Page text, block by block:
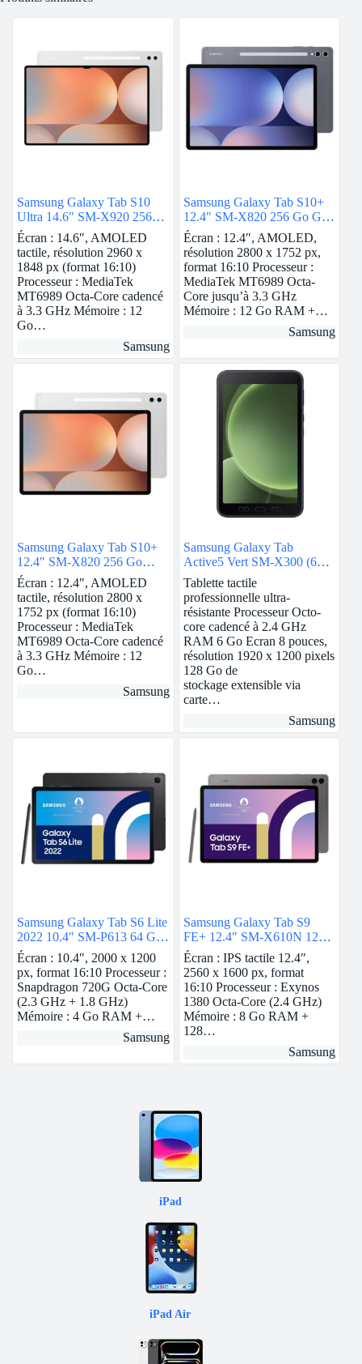
Samsung Galaxy Tab S10
Ultra 14.6″ SM-X920 256
Go Argent Wi-Fi
Écran : 14.6″, AMOLED
tactile, résolution 2960 x
1848 px (format 16:10)
Processeur : MediaTek
MT6989 Octa-Core cadencé
à 3.3 GHz Mémoire : 12
Go…
Samsung
Samsung Galaxy Tab S10+
12.4″ SM-X820 256 Go Gris
5G
Écran : 12.4″, AMOLED,
résolution 2800 x 1752 px,
format 16:10 Processeur :
MediaTek MT6989 Octa-
Core jusqu’à 3.3 GHz
Mémoire : 12 Go RAM +…
Samsung
Samsung Galaxy Tab S10+
12.4″ SM-X820 256 Go
Argent Wi-Fi
Écran : 12.4″, AMOLED
tactile, résolution 2800 x
1752 px (format 16:10)
Processeur : MediaTek
MT6989 Octa-Core cadencé
à 3.3 GHz Mémoire : 12
Go…
Samsung
Samsung Galaxy Tab
Active5 Vert SM-X300 (6
Go / 128 Go)
Tablette tactile
professionnelle ultra-
résistante Processeur Octo-
core cadencé à 2.4 GHz
RAM 6 Go Ecran 8 pouces,
résolution 1920 x 1200 pixels
128 Go de
stockage extensible via
carte…
Samsung
Samsung Galaxy Tab S6 Lite
2022 10.4″ SM-P613 64 Go
Gris Wi-Fi
Écran : 10.4″, 2000 x 1200
px, format 16:10 Processeur :
Snapdragon 720G Octa-Core
(2.3 GHz + 1.8 GHz)
Mémoire : 4 Go RAM +…
Samsung
Samsung Galaxy Tab S9
FE+ 12.4″ SM-X610N 128
Go Anthracite
Écran : IPS tactile 12.4″,
2560 x 1600 px, format
16:10 Processeur : Exynos
1380 Octa-Core (2.4 GHz)
Mémoire : 8 Go RAM +
128…
Samsung
iPad
iPad Air